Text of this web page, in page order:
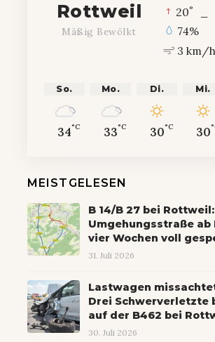
Rottweil
Mäßig Bewölkt
20°
74%
3 km/h
So.
34°C
Mo.
33°C
Di.
30°C
Mi.
30
MEISTGELESEN
B 14/B 27 bei Rottweil:
Umgehungsstraße ab
vier Wochen voll
31. Juli 2026
Lastwagen
Drei Schwerverletzte
auf der B462 bei
30. Juli 2026